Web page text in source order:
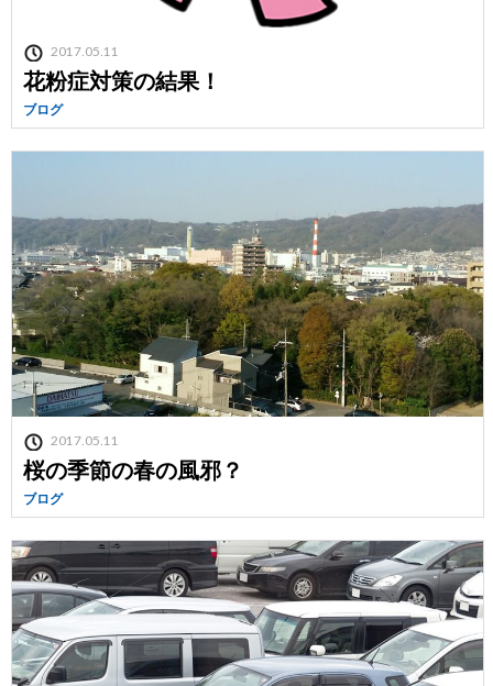
2017.05.11
花粉症対策の結果！
ブログ
2017.05.11
桜の季節の春の風邪？
ブログ